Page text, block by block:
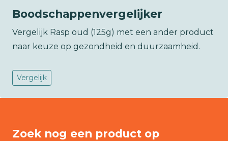
Boodschappenvergelijker
Vergelijk Rasp oud (125g) met een ander product
naar keuze op gezondheid en duurzaamheid.
Vergelijk
Zoek nog een product op